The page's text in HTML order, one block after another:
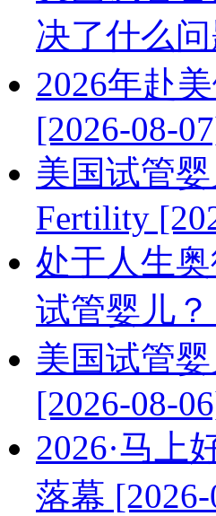
决了什么
2026年赴
[2026-08-
美国试管
Fertility
处于人生
试管婴儿
美国试管
[2026-08-
2026·马上
落幕